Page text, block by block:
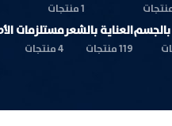
1 منتجات
بالجسمالعناية بالشعر
119 منتجات
مستلزمات
4 منتجات